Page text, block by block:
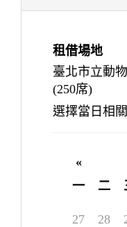
租借場地
臺北市立動
(250席)
選擇當日相
«
一
二
27 28